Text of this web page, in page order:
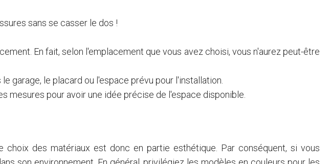
sans se casser le dos !
En fait, selon l'emplacement que vous avez choisi, vous n'aurez peut-être
garage, le placard ou l'espace prévu pour l'installation.
mesures pour avoir une idée précise de l'espace disponible.
des matériaux est donc en partie esthétique. Par conséquent, si vous